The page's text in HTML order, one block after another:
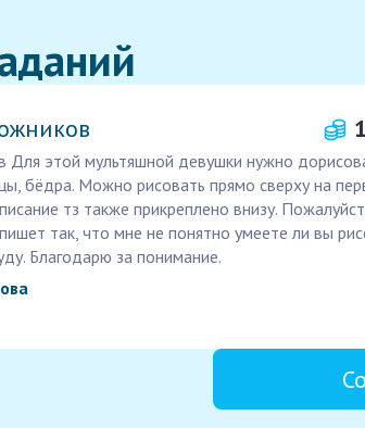
Для этой мультяшной девушки нужно
бёдра. Можно рисовать прямо сверху на
тз также прикреплено внизу.
так, что мне не понятно умеете ли вы
Благодарю за понимание.